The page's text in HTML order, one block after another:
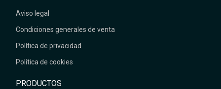
Aviso legal
Condiciones generales de venta
Política de privacidad
Política de cookies
PRODUCTOS